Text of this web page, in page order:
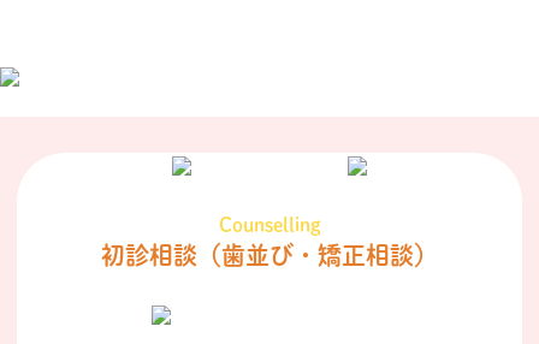
Counselling
初診相談 （歯並び・矯正相談）